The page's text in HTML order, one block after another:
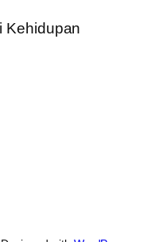
Kehidupan